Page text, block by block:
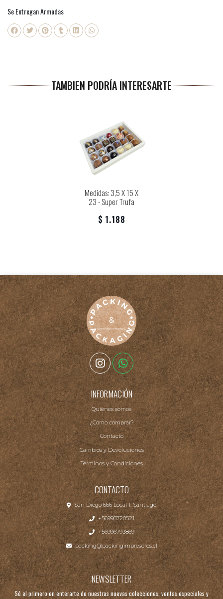
Se Entregan Armadas
TAMBIEN PODRÍA INTERESARTE
Medidas: 3,5 X 15 X
23 - Super Trufa
$ 1.188
INFORMACIÓN
Quiénes somos
¿Cómo comprar?
Contacto
Cambios y Devoluciones
Términos y Condiciones
CONTACTO
San Diego 666 Local 1, Santiago
+56998720521
+56996793869
packing@packingimpresores.cl
NEWSLETTER
Sé el primero en enterarte de nuestras nuevas colecciones, ventas especiales y